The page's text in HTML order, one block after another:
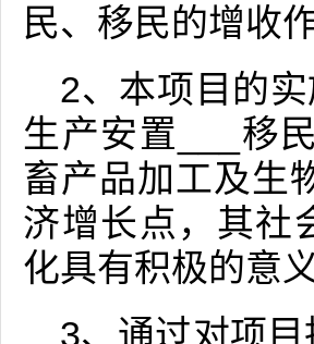
民、移民的增收
2、本项目的
生产安置___移
畜产品加工及生
济增长点，其社
化具有积极的意义
3、通过对项